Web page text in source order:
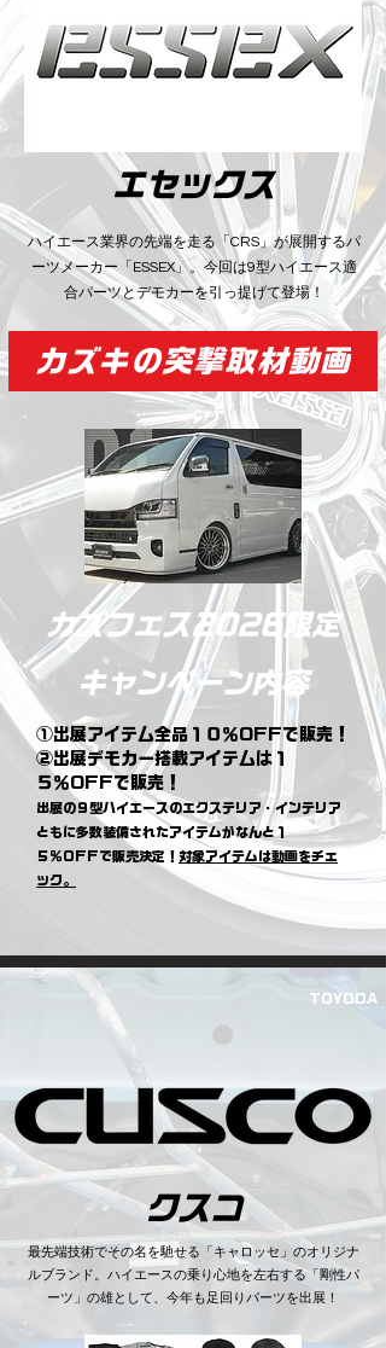
エセックス
​ハイエース業界の先端を走る「CRS」が展開するパ
ーツメーカー「ESSEX」。今回は9型ハイエース適
合パーツとデモカーを引っ提げて登場！
カズキの突撃取材動画
​カズフェス2026限定
キャンペーン内容
①出展アイテム全品１０％OFFで販売！
②出展デモカー搭載アイテムは１
５％OFFで販売！
出展の９型ハイエースのエクステリア・インテリア
ともに多数装備されたアイテムがなんと１
５％OFFで販売決定！ 対象アイテムは動画をチェ
ック。
TOYODA
​クスコ
最先端技術でその名を馳せる「キャロッセ」のオリジナ
ルブランド。ハイエースの乗り心地を左右する「剛性パ
ーツ」の雄として、今年も足回りパーツを出展！